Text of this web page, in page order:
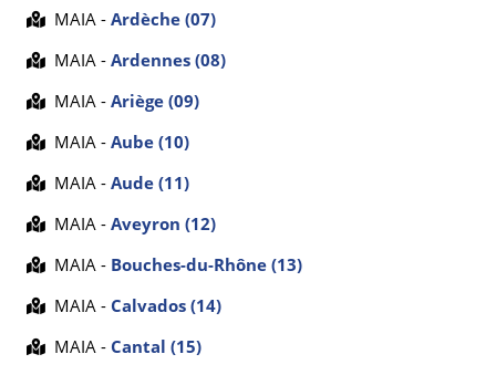
MAIA - Ardèche (07)
MAIA - Ardennes (08)
MAIA - Ariège (09)
MAIA - Aube (10)
MAIA - Aude (11)
MAIA - Aveyron (12)
MAIA - Bouches-du-Rhône (13)
MAIA - Calvados (14)
MAIA - Cantal (15)